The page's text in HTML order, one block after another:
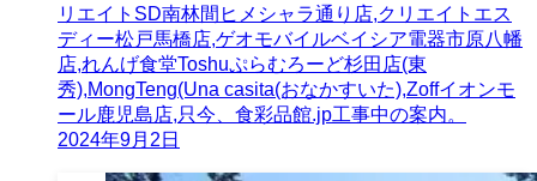
リエイトSD南林間ヒメシャラ通り店,クリエイトエス
ディー松戸馬橋店,ゲオモバイルベイシア電器市原八幡
店,れんげ食堂Toshuぷらむろーど杉田店(東
秀),MongTeng(Una casita(おなかすいた),Zoffイオンモ
ール鹿児島店,只今、食彩品館.jp工事中の案内。
2024年9月2日